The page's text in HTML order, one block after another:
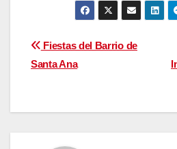
Navegación
de
entradas
Fiestas del Barrio de
Santa Ana